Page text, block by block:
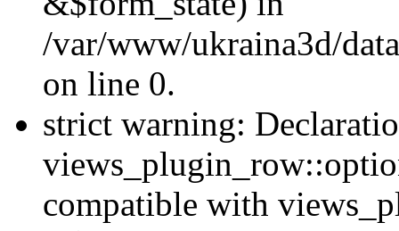
/var/www/ukraina3d/
on line 0.
strict warning:
compatible with